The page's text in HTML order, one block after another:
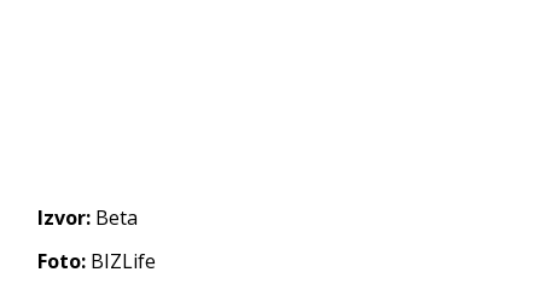
Izvor: Beta
Foto: BIZLife